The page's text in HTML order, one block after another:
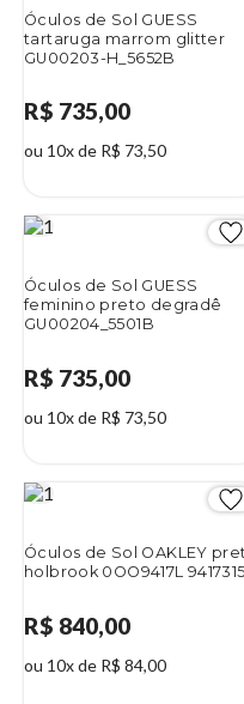
Óculos de Sol GUESS
tartaruga marrom glitter
GU00203-H_5652B
R$ 735,00
ou 10x de R$ 73,50
Óculos de Sol GUESS
feminino preto degradê
GU00204_5501B
R$ 735,00
ou 10x de R$ 73,50
Óculos de Sol OAKLEY
holbrook 0OO9417L
R$ 840,00
ou 10x de R$ 84,00